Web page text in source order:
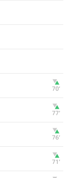
70‎’‎
77‎’‎
76‎’‎
71‎’‎